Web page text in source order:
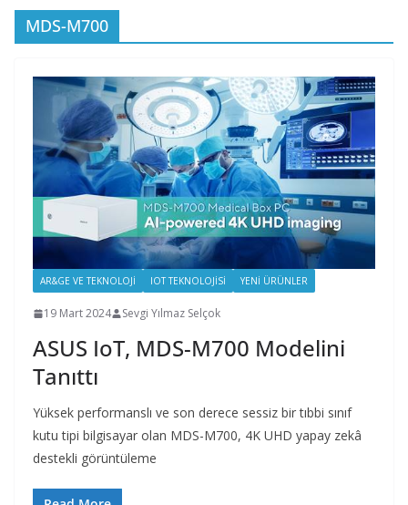
MDS-M700
AR&GE VE TEKNOLOJI IOT TEKNOLOJISI YENI ÜRÜNLER
19 Mart 2024 Sevgi Yılmaz Selçok
ASUS IoT, MDS-M700 Modelini
Tanıttı
Yüksek performanslı ve son derece sessiz bir tıbbi sınıf
kutu tipi bilgisayar olan MDS-M700, 4K UHD yapay zekâ
destekli görüntüleme